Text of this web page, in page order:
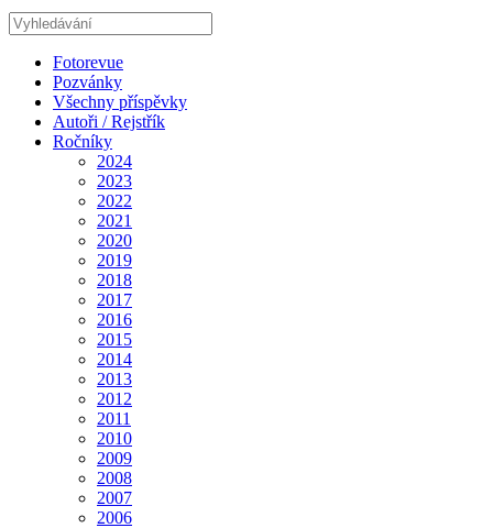
Hledat
na
stránceFotorevue
Pozvánky
Všechny příspěvky
Autoři / Rejstřík
Ročníky
2024
2023
2022
2021
2020
2019
2018
2017
2016
2015
2014
2013
2012
2011
2010
2009
2008
2007
2006